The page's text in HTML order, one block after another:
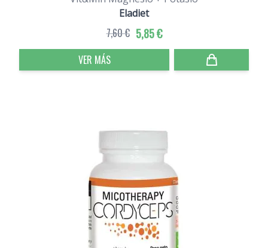
Eladiet
5,85 €
7,60 €
VER MÁS